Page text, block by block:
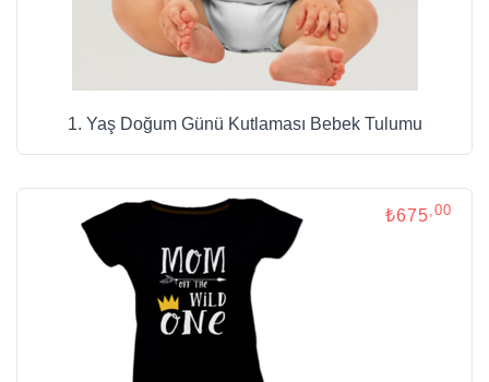
1. Yaş Doğum Günü Kutlaması Bebek Tulumu
₺675 ,00